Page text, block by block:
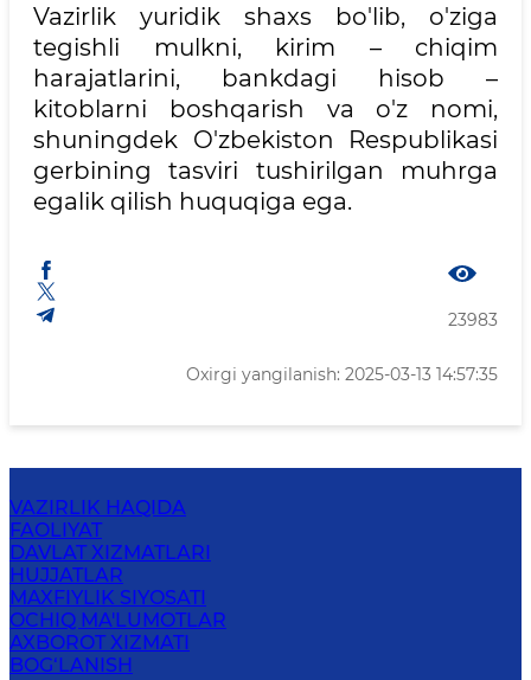
Vazirlik yuridik shaxs bo'lib, o'ziga
tegishli mulkni, kirim – chiqim
harajatlarini, bankdagi hisob –
kitoblarni boshqarish va o'z nomi,
shuningdek O'zbekiston Respublikasi
gerbining tasviri tushirilgan muhrga
egalik qilish huquqiga ega.
23983
Oxirgi yangilanish: 2025-03-13 14:57:35
VAZIRLIK HAQIDA
FAOLIYAT
DAVLAT XIZMATLARI
HUJJATLAR
MAXFIYLIK SIYOSATI
OCHIQ MA'LUMOTLAR
AXBOROT XIZMATI
BOG‘LANISH